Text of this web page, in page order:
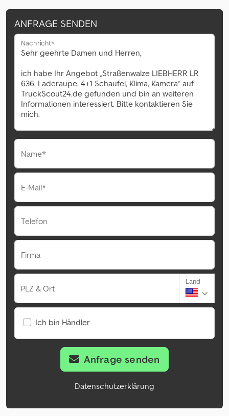
ANFRAGE SENDEN
Nachricht*
Name*
E-Mail*
Telefon
Firma
PLZ & Ort
Land
Ich bin Händler
Anfrage senden
Datenschutzerklärung